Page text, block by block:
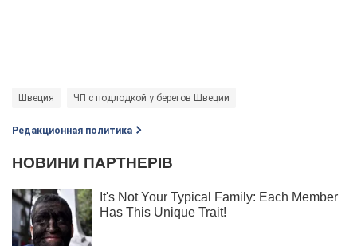
Швеция ЧП с подлодкой у берегов Швеции
Редакционная политика